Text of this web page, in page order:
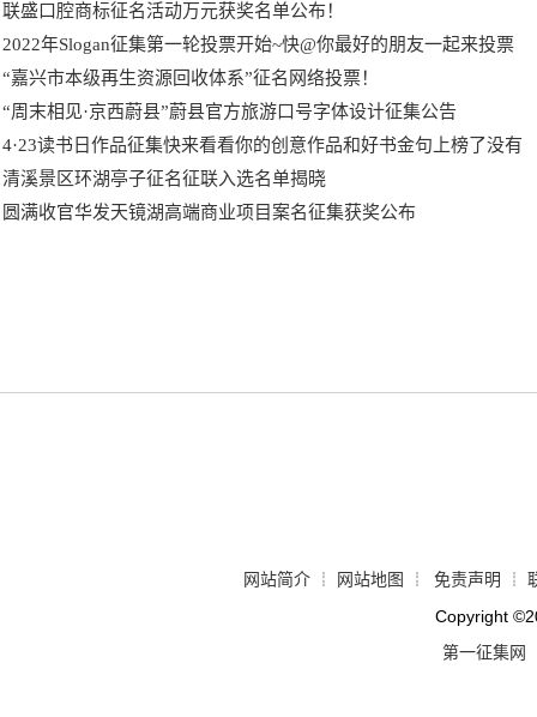
联盛口腔商标征名活动万元获奖名单公布！
2022年Slogan征集第一轮投票开始~快@你最好的朋友一起来投票
“嘉兴市本级再生资源回收体系”征名网络投票！
“周末相见·京西蔚县”蔚县官方旅游口号字体设计征集公告
4·23读书日作品征集快来看看你的创意作品和好书金句上榜了没有
清溪景区环湖亭子征名征联入选名单揭晓
圆满收官华发天镜湖高端商业项目案名征集获奖公布
网站简介 ┊ 网站地图 ┊ 免责声明 ┊
Copyright ©
第一征集网